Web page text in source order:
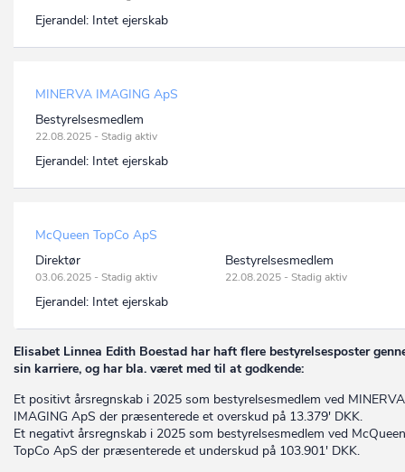
Ejerandel: Intet ejerskab
MINERVA IMAGING ApS
Bestyrelsesmedlem
22.08.2025 - Stadig aktiv
Ejerandel: Intet ejerskab
McQueen TopCo ApS
Direktør
03.06.2025 - Stadig aktiv
Bestyrelsesmedlem
22.08.2025 - Stadig aktiv
Ejerandel: Intet ejerskab
Elisabet Linnea Edith Boestad har haft flere bestyrelsesposter
sin karriere, og har bla. været med til at godkende:
Et positivt årsregnskab i 2025 som bestyrelsesmedlem ved MINERVA
IMAGING ApS der præsenterede et overskud på 13.379' DKK.
Et negativt årsregnskab i 2025 som bestyrelsesmedlem ved McQueen
TopCo ApS der præsenterede et underskud på 103.901' DKK.